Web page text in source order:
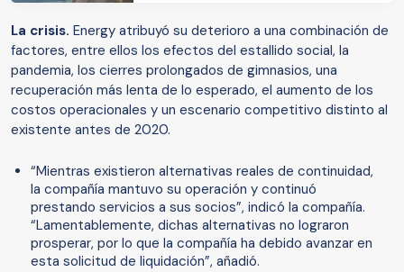
La crisis. Energy atribuyó su deterioro a una combinación de
factores, entre ellos los efectos del estallido social, la
pandemia, los cierres prolongados de gimnasios, una
recuperación más lenta de lo esperado, el aumento de los
costos operacionales y un escenario competitivo distinto al
existente antes de 2020.
“Mientras existieron alternativas reales de continuidad,
la compañía mantuvo su operación y continuó
prestando servicios a sus socios”, indicó la compañía.
“Lamentablemente, dichas alternativas no lograron
prosperar, por lo que la compañía ha debido avanzar en
esta solicitud de liquidación”, añadió.